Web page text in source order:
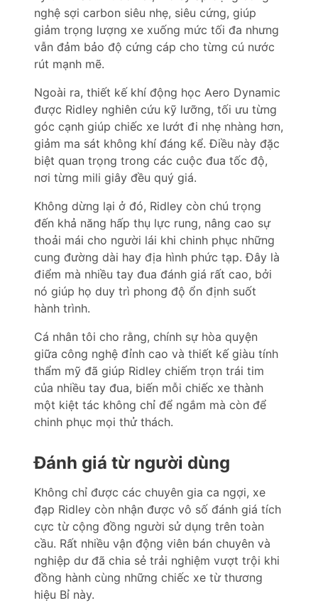
nghệ sợi carbon siêu nhẹ, siêu cứng, giúp
giảm trọng lượng xe xuống mức tối đa nhưng
vẫn đảm bảo độ cứng cáp cho từng cú nước
rút mạnh mẽ.
Ngoài ra, thiết kế khí động học Aero Dynamic
được Ridley nghiên cứu kỹ lưỡng, tối ưu từng
góc cạnh giúp chiếc xe lướt đi nhẹ nhàng hơn,
giảm ma sát không khí đáng kể. Điều này đặc
biệt quan trọng trong các cuộc đua tốc độ,
nơi từng mili giây đều quý giá.
Không dừng lại ở đó, Ridley còn chú trọng
đến khả năng hấp thụ lực rung, nâng cao sự
thoải mái cho người lái khi chinh phục những
cung đường dài hay địa hình phức tạp. Đây là
điểm mà nhiều tay đua đánh giá rất cao, bởi
nó giúp họ duy trì phong độ ổn định suốt
hành trình.
Cá nhân tôi cho rằng, chính sự hòa quyện
giữa công nghệ đỉnh cao và thiết kế giàu tính
thẩm mỹ đã giúp Ridley chiếm trọn trái tim
của nhiều tay đua, biến mỗi chiếc xe thành
một kiệt tác không chỉ để ngắm mà còn để
chinh phục mọi thử thách.
Đánh giá từ người dùng
Không chỉ được các chuyên gia ca ngợi, xe
đạp Ridley còn nhận được vô số đánh giá tích
cực từ cộng đồng người sử dụng trên toàn
cầu. Rất nhiều vận động viên bán chuyên và
nghiệp dư đã chia sẻ trải nghiệm vượt trội khi
đồng hành cùng những chiếc xe từ thương
hiệu Bỉ này.